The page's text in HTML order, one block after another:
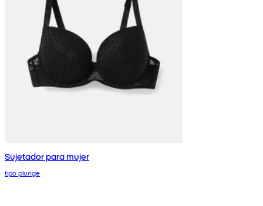
Sujetador para mujer
tipo plunge